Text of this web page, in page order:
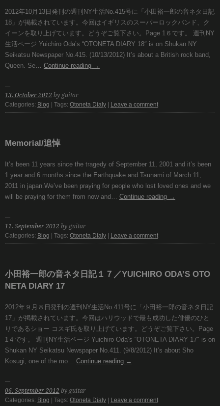
2012年10月13日発刊の週刊NY生活No.415号に「小田裕一郎の音ネタ日記
18」が掲載されています。今回はイギリスのスーパーロックバンド、ク
イーンを取り上げています。どうぞご覧下さい。Page 1６です。 週刊NY
生活ページ Yuichiro Oda’s “OTONETA DIARY 18″ is on Shukan NY
Seikatsu Newspaper No.415. (10/13/2012) It’s about a British rock band,
Queen. Se… Continue reading →
13. October 2012 by guitar
Categories: Blog | Tags: Otoneta Dialy Leave a comment
Memorial/追悼
It’s been 11 years since the tragedy of September 11, 2001 and it’s been
1 year and 6 months since the Earthquake and Tsunami of March 11,
2011 in japan.We’ve been praying for people who lost loved ones and we
will be praying for them from now and… Continue reading →
11. September 2012 by guitar
Categories: Blog | Tags: Otoneta Dialy Leave a comment
小田裕一郎の音ネタ日記１７／YUICHIRO ODA’S OTO
NETA DIARY 17
2012年９月８日発刊の週刊NY生活No.411号に「小田裕一郎の音ネタ日記
17」が掲載されています。今回はハリウッドで最も成功した俳優のひと
りであるショー コスギ氏を取り上げています。どうぞご覧下さい。Page
1４です。 週刊NY生活ページ Yuichiro Oda’s “OTONETA DIARY 17″ is on
Shukan NY Seikatsu Newspaper No.411. (9/8/2012) It’s about Sho
Kosugi, one of the mo… Continue reading →
06. September 2012 by guitar
Categories: Blog | Tags: Otoneta Dialy Leave a comment